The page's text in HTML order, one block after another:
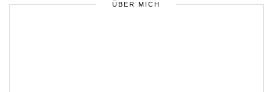
ÜBER MICH